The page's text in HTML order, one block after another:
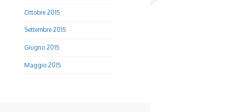
Ottobre 2015
Settembre 2015
Giugno 2015
Maggio 2015